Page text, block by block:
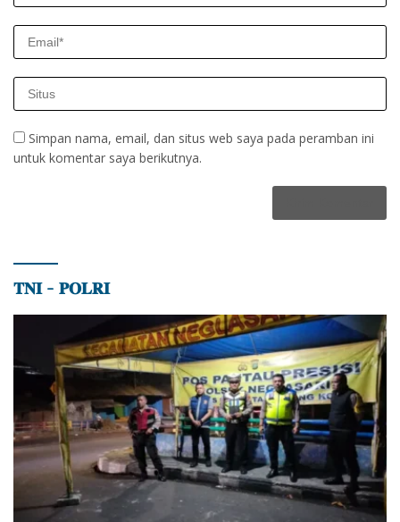
Simpan nama, email, dan situs web saya pada peramban ini
untuk komentar saya berikutnya.
𝐓𝐍𝐈 – 𝐏𝐎𝐋𝐑𝐈